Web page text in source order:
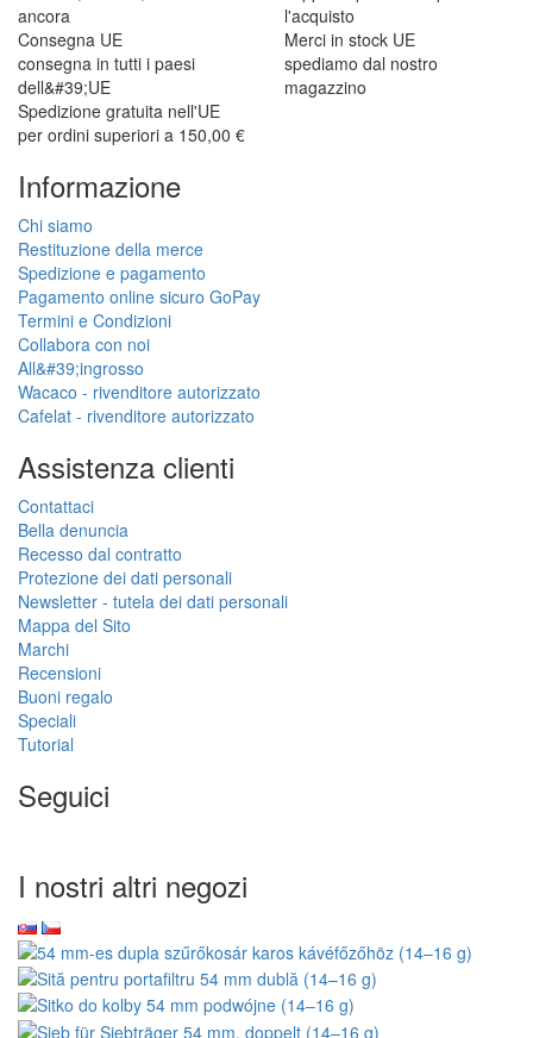
ancora
l'acquisto
Consegna UE
consegna in tutti i paesi
dell&#39;UE
Merci in stock UE
spediamo dal nostro
magazzino
Spedizione gratuita nell'UE
per ordini superiori a 150,00 €
Informazione
Chi siamo
Restituzione della merce
Spedizione e pagamento
Pagamento online sicuro GoPay
Termini e Condizioni
Collabora con noi
All&#39;ingrosso
Wacaco - rivenditore autorizzato
Cafelat - rivenditore autorizzato
Assistenza clienti
Contattaci
Bella denuncia
Recesso dal contratto
Protezione dei dati personali
Newsletter - tutela dei dati personali
Mappa del Sito
Marchi
Recensioni
Buoni regalo
Speciali
Tutorial
Seguici
I nostri altri negozi